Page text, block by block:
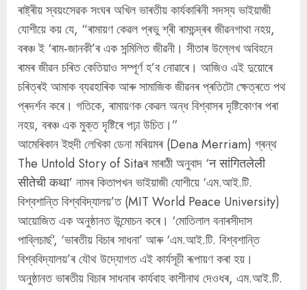
ৰাষ্ট্ৰীয় স্বয়ংসেৱক সংঘৰ অখিল ভাৰতীয় কাৰ্যকাৰিনী সদস্য ভাইয়াজী
যোশীয়ে কয় যে, “ৰামায়ণ কেৱল প্ৰভু শ্ৰী ৰামচন্দ্ৰৰ জীৱনগাথা নহয়,
বৰঞ্চ ই ‘ৰাম-জানকী’ৰ এক সন্মিলিত জীৱনী। সীতাৰ উল্লেখ অবিহনে
ৰামৰ জীৱন চৰিত কেতিয়াও সম্পূৰ্ণ হ’ব নোৱাৰে। আজিও এই দুয়োৰে
চৰিত্ৰই আমাক ব্যৱহাৰিক আৰু সামাজিক জীৱনৰ প্ৰতিটো ক্ষেত্ৰতে পথ
প্ৰদৰ্শন কৰে। গতিকে, ৰামায়ণক কেৱল অন্ধ বিশ্বাসৰ দৃষ্টিকোণৰ পৰা
নহয়, বৰঞ্চ এক মুক্ত দৃষ্টিৰে পঢ়া উচিত।”
আমেৰিকান ইহুদী লেখিকা ডেনা মৰিয়মৰ (Dena Merriam) গ্ৰন্থ
The Untold Story of Sitaৰ মাৰাঠী অনুবাদ ‘न सांगितलेली
सीतेची कथा’ নামৰ কিতাপখন ভাইয়াজী যোশীয়ে ‘এম.আই.টি.
বিশ্বশান্তি বিশ্ববিদ্যালয়’ত (MIT World Peace University)
আয়োজিত এক অনুষ্ঠানত উন্মোচন কৰে। ‘মোতিলাল বনাৰসীদাস
পাব্লিচাৰ্ছ’, ‘ভাৰতীয় বিচাৰ সাধনা’ আৰু ‘এম.আই.টি. বিশ্বশান্তি
বিশ্ববিদ্যালয়’ৰ যৌথ উদ্যোগত এই কাৰ্যসূচী ৰূপায়ণ কৰা হয়।
অনুষ্ঠানত ভাৰতীয় বিচাৰ সাধনাৰ কাৰ্যবাহ কাশীনাথ দেওধৰ, এম.আই.টি.